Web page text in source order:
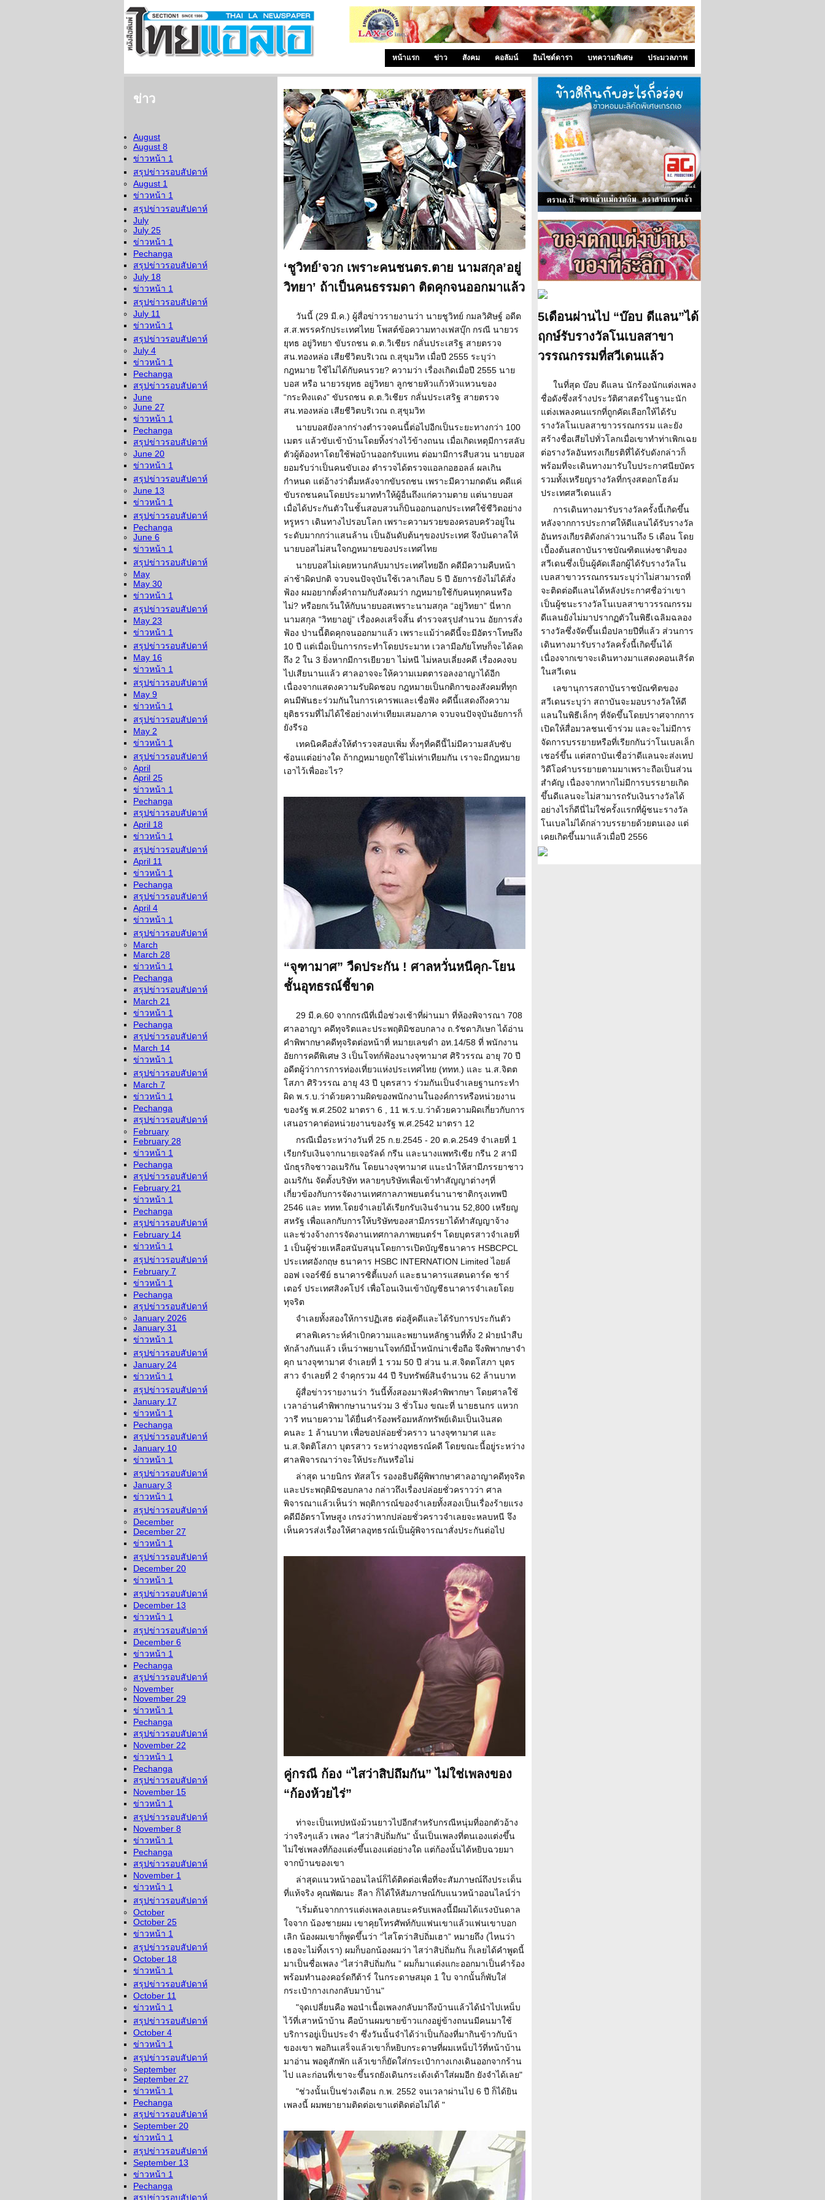
หน้าแรก ข่าว สังคม คอลัมน์ อินไซด์ดารา บทความพิเศษ ประมวลภาพ
ข่าว
August
August 8
ข่าวหน้า 1
สรุปข่าวรอบสัปดาห์
August 1
ข่าวหน้า 1
สรุปข่าวรอบสัปดาห์
July
July 25
ข่าวหน้า 1
Pechanga
สรุปข่าวรอบสัปดาห์
July 18
ข่าวหน้า 1
สรุปข่าวรอบสัปดาห์
July 11
ข่าวหน้า 1
สรุปข่าวรอบสัปดาห์
July 4
ข่าวหน้า 1
Pechanga
สรุปข่าวรอบสัปดาห์
June
June 27
ข่าวหน้า 1
Pechanga
สรุปข่าวรอบสัปดาห์
June 20
ข่าวหน้า 1
สรุปข่าวรอบสัปดาห์
June 13
ข่าวหน้า 1
สรุปข่าวรอบสัปดาห์
Pechanga
June 6
ข่าวหน้า 1
สรุปข่าวรอบสัปดาห์
May
May 30
ข่าวหน้า 1
สรุปข่าวรอบสัปดาห์
May 23
ข่าวหน้า 1
สรุปข่าวรอบสัปดาห์
May 16
ข่าวหน้า 1
สรุปข่าวรอบสัปดาห์
May 9
ข่าวหน้า 1
สรุปข่าวรอบสัปดาห์
May 2
ข่าวหน้า 1
สรุปข่าวรอบสัปดาห์
April
April 25
ข่าวหน้า 1
Pechanga
สรุปข่าวรอบสัปดาห์
April 18
ข่าวหน้า 1
สรุปข่าวรอบสัปดาห์
April 11
ข่าวหน้า 1
Pechanga
สรุปข่าวรอบสัปดาห์
April 4
ข่าวหน้า 1
สรุปข่าวรอบสัปดาห์
March
March 28
ข่าวหน้า 1
Pechanga
สรุปข่าวรอบสัปดาห์
March 21
ข่าวหน้า 1
Pechanga
สรุปข่าวรอบสัปดาห์
March 14
ข่าวหน้า 1
สรุปข่าวรอบสัปดาห์
March 7
ข่าวหน้า 1
Pechanga
สรุปข่าวรอบสัปดาห์
February
February 28
ข่าวหน้า 1
Pechanga
สรุปข่าวรอบสัปดาห์
February 21
ข่าวหน้า 1
Pechanga
สรุปข่าวรอบสัปดาห์
February 14
ข่าวหน้า 1
สรุปข่าวรอบสัปดาห์
February 7
ข่าวหน้า 1
Pechanga
สรุปข่าวรอบสัปดาห์
January 2026
January 31
ข่าวหน้า 1
สรุปข่าวรอบสัปดาห์
January 24
ข่าวหน้า 1
สรุปข่าวรอบสัปดาห์
January 17
ข่าวหน้า 1
Pechanga
สรุปข่าวรอบสัปดาห์
January 10
ข่าวหน้า 1
สรุปข่าวรอบสัปดาห์
January 3
ข่าวหน้า 1
สรุปข่าวรอบสัปดาห์
December
December 27
ข่าวหน้า 1
สรุปข่าวรอบสัปดาห์
December 20
ข่าวหน้า 1
สรุปข่าวรอบสัปดาห์
December 13
ข่าวหน้า 1
สรุปข่าวรอบสัปดาห์
December 6
ข่าวหน้า 1
Pechanga
สรุปข่าวรอบสัปดาห์
November
November 29
ข่าวหน้า 1
Pechanga
สรุปข่าวรอบสัปดาห์
November 22
ข่าวหน้า 1
Pechanga
สรุปข่าวรอบสัปดาห์
November 15
ข่าวหน้า 1
สรุปข่าวรอบสัปดาห์
November 8
ข่าวหน้า 1
Pechanga
สรุปข่าวรอบสัปดาห์
November 1
ข่าวหน้า 1
สรุปข่าวรอบสัปดาห์
October
October 25
ข่าวหน้า 1
สรุปข่าวรอบสัปดาห์
October 18
ข่าวหน้า 1
สรุปข่าวรอบสัปดาห์
October 11
ข่าวหน้า 1
สรุปข่าวรอบสัปดาห์
October 4
ข่าวหน้า 1
สรุปข่าวรอบสัปดาห์
September
September 27
ข่าวหน้า 1
Pechanga
สรุปข่าวรอบสัปดาห์
September 20
ข่าวหน้า 1
สรุปข่าวรอบสัปดาห์
September 13
ข่าวหน้า 1
Pechanga
สรุปข่าวรอบสัปดาห์
‘ชูวิทย์’จวก เพราะคนชนตร.ตาย นามสกุล’อยู่
วิทยา’ ถ้าเป็นคนธรรมดา ติดคุกจนออกมาแล้ว
วันนี้ (29 มี.ค.) ผู้สื่อข่าวรายงานว่า นายชูวิทย์ กมลวิศิษฐ์ อดีต
ส.ส.พรรครักประเทศไทย โพสต์ข้อความทางเฟสบุ๊ก กรณี นายวร
ยุทธ อยู่วิทยา ขับรถชน ด.ต.วิเชียร กลั่นประเสริฐ สายตรวจ
สน.ทองหล่อ เสียชีวิตบริเวณ ถ.สุขุมวิท เมื่อปี 2555 ระบุว่า
กฎหมาย ใช้ไม่ได้กับคนรวย? ความว่า เรื่องเกิดเมื่อปี 2555 นาย
บอส หรือ นายวรยุทธ อยู่วิทยา ลูกชายหัวแก้วหัวแหวนของ
“กระทิงแดง” ขับรถชน ด.ต.วิเชียร กลั่นประเสริฐ สายตรวจ
สน.ทองหล่อ เสียชีวิตบริเวณ ถ.สุขุมวิท
นายบอสยังลากร่างตำรวจคนนี้ต่อไปอีกเป็นระยะทางกว่า 100
เมตร แล้วขับเข้าบ้านโดยทิ้งร่างไว้ข้างถนน เมื่อเกิดเหตุมีการสลับ
ตัวผู้ต้องหาโดยใช้พ่อบ้านออกรับแทน ต่อมามีการสืบสวน นายบอส
ยอมรับว่าเป็นคนขับเอง ตำรวจได้ตรวจแอลกอฮอลล์ ผลเกิน
กำหนด แต่อ้างว่าดื่มหลังจากขับรถชน เพราะมีความกดดัน คดีแค่
ขับรถชนคนโดยประมาททำให้ผู้อื่นถึงแก่ความตาย แต่นายบอส
เมื่อได้ประกันตัวในชั้นสอบสวนก็บินออกนอกประเทศใช้ชีวิตอย่าง
หรูหรา เดินทางไปรอบโลก เพราะความรวยของครอบครัวอยู่ใน
ระดับมากกว่าแสนล้าน เป็นอันดับต้นๆของประเทศ จึงบันดาลให้
นายบอสไม่สนใจกฎหมายของประเทศไทย
นายบอสไม่เคยหวนกลับมาประเทศไทยอีก คดีมีความคืบหน้า
ล่าช้าผิดปกติ จวบจนปัจจุบันใช้เวลาเกือบ 5 ปี อัยการยังไม่ได้สั่ง
ฟ้อง ผมอยากตั้งคำถามกับสังคมว่า กฎหมายใช้กับคนทุกคนหรือ
ไม่? หรือยกเว้นให้กับนายบอสเพราะนามสกุล “อยู่วิทยา” นี่หาก
นามสกุล “วิทยาอยู่” เรื่องคงเสร็จสิ้น ตำรวจสรุปสำนวน อัยการสั่ง
ฟ้อง ป่านนี้ติดคุกจนออกมาแล้ว เพราะแม้ว่าคดีนี้จะมีอัตราโทษถึง
10 ปี แต่เมื่อเป็นการกระทำโดยประมาท เวลามีอภัยโทษก็จะได้ลด
ถึง 2 ใน 3 ยิ่งหากมีการเยียวยา ไม่หนี ไม่หลบเลี่ยงคดี เรื่องคงจบ
ไปเสียนานแล้ว ศาลอาจจะให้ความเมตตารอลงอาญาได้อีก
เนื่องจากแสดงความรับผิดชอบ กฎหมายเป็นกติกาของสังคมที่ทุก
คนมีพันธะร่วมกันในการเคารพและเชื่อฟัง คดีนี้แสดงถึงความ
ยุติธรรมที่ไม่ได้ใช้อย่างเท่าเทียมเสมอภาค จวบจนปัจจุบันอัยการก็
ยังรีรอ
เทคนิคคือสั่งให้ตำรวจสอบเพิ่ม ทั้งๆที่คดีนี้ไม่มีความสลับซับ
ซ้อนแต่อย่างใด ถ้ากฎหมายถูกใช้ไม่เท่าเทียมกัน เราจะมีกฎหมาย
เอาไว้เพื่ออะไร?
“จุฑามาศ” วืดประกัน ! ศาลหวั่นหนีคุก-โยน
ชั้นอุทธรณ์ชี้ขาด
29 มี.ค.60 จากกรณีที่เมื่อช่วงเช้าที่ผ่านมา ที่ห้องพิจารณา 708
ศาลอาญา คดีทุจริตและประพฤติมิชอบกลาง ถ.รัชดาภิเษก ได้อ่าน
คำพิพากษาคดีทุจริตต่อหน้าที่ หมายเลขดำ อท.14/58 ที่ พนักงาน
อัยการคดีพิเศษ 3 เป็นโจทก์ฟ้องนางจุฑามาศ ศิริวรรณ อายุ 70 ปี
อดีตผู้ว่าการการท่องเที่ยวแห่งประเทศไทย (ททท.) และ น.ส.จิตต
โสภา ศิริวรรณ อายุ 43 ปี บุตรสาว ร่วมกันเป็นจำเลยฐานกระทำ
ผิด พ.ร.บ.ว่าด้วยความผิดของพนักงานในองค์การหรือหน่วยงาน
ของรัฐ พ.ศ.2502 มาตรา 6 , 11 พ.ร.บ.ว่าด้วยความผิดเกี่ยวกับการ
เสนอราคาต่อหน่วยงานของรัฐ พ.ศ.2542 มาตรา 12
กรณีเมื่อระหว่างวันที่ 25 ก.ย.2545 - 20 ต.ค.2549 จำเลยที่ 1
เรียกรับเงินจากนายเจอรัลด์ กรีน และนางแพทริเซีย กรีน 2 สามี
นักธุรกิจชาวอเมริกัน โดยนางจุฑามาศ แนะนำให้สามีภรรยาชาว
อเมริกัน จัดตั้งบริษัท หลายๆบริษัทเพื่อเข้าทำสัญญาต่างๆที่
เกี่ยวข้องกับการจัดงานเทศกาลภาพยนตร์นานาชาติกรุงเทพปี
2546 และ ททท.โดยจำเลยได้เรียกรับเงินจำนวน 52,800 เหรียญ
สหรัฐ เพื่อแลกกับการให้บริษัทของสามีภรรยาได้ทำสัญญาจ้าง
และช่วงจ้างการจัดงานเทศกาลภาพยนตร์ฯ โดยบุตรสาวจำเลยที่
1 เป็นผู้ช่วยเหลือสนับสนุนโดยการเปิดบัญชีธนาคาร HSBCPCL
ประเทศอังกฤษ ธนาคาร HSBC INTERNATION Limited ไอยล์
ออฟ เจอร์ซีย์ ธนาคารซิตี้แบงก์ และธนาคารแสตนดาร์ด ชาร์
เตอร์ ประเทศสิงคโปร์ เพื่อโอนเงินเข้าบัญชีธนาคารจำเลยโดย
ทุจริต
จำเลยทั้งสองให้การปฏิเสธ ต่อสู้คดีและได้รับการประกันตัว
ศาลพิเคราะห์คำเบิกความและพยานหลักฐานที่ทั้ง 2 ฝ่ายนำสืบ
หักล้างกันแล้ว เห็นว่าพยานโจทก์มีน้ำหนักน่าเชื่อถือ จึงพิพากษาจำ
คุก นางจุฑามาศ จำเลยที่ 1 รวม 50 ปี ส่วน น.ส.จิตตโสภา บุตร
สาว จำเลยที่ 2 จำคุกรวม 44 ปี ริบทรัพย์สินจำนวน 62 ล้านบาท
ผู้สื่อข่าวรายงานว่า วันนี้ทั้งสองมาฟังคำพิพากษา โดยศาลใช้
เวลาอ่านคำพิพากษานานร่วม 3 ชั่วโมง ขณะที่ นายธนกร แหวก
วารี ทนายความ ได้ยื่นคำร้องพร้อมหลักทรัพย์เดิมเป็นเงินสด
คนละ 1 ล้านบาท เพื่อขอปล่อยชั่วคราว นางจุฑามาศ และ
น.ส.จิตติโสภา บุตรสาว ระหว่างอุทธรณ์คดี โดยขณะนี้อยู่ระหว่าง
ศาลพิจารณาว่าจะให้ประกันหรือไม่
ล่าสุด นายนิกร ทัสสโร รองอธิบดีผู้พิพากษาศาลอาญาคดีทุจริต
และประพฤติมิชอบกลาง กล่าวถึงเรื่องปล่อยชั่วคราวว่า ศาล
พิจารณาแล้วเห็นว่า พฤติการณ์ของจำเลยทั้งสองเป็นเรื่องร้ายแรง
คดีมีอัตราโทษสูง เกรงว่าหากปล่อยชั่วคราวจำเลยจะหลบหนี จึง
เห็นควรส่งเรื่องให้ศาลอุทธรณ์เป็นผู้พิจารณาสั่งประกันต่อไป
คู่กรณี ก้อง “ไสว่าสิบ่ถึมกัน” ไม่ใช่เพลงของ
“ก้องห้วยไร่”
ท่าจะเป็นเทปหนังม้วนยาวไปอีกสำหรับกรณีหนุ่มที่ออกตัวอ้าง
ว่าจริงๆแล้ว เพลง "ไสว่าสิบ่ถิ่มกัน" นั้นเป็นเพลงที่ตนเองแต่งขึ้น
ไม่ใช่เพลงที่ก้องแต่งขึ้นเองแต่อย่างใด แต่ก้องนั้นได้หยิบฉวยมา
จากบ้านของเขา
ล่าสุดแนวหน้าออนไลน์ก็ได้ติดต่อเพื่อที่จะสัมภาษณ์ถึงประเด็น
ที่แท้จริง คุณพัฒนะ ลีลา ก็ได้ให้สัมภาษณ์กับแนวหน้าออนไลน์ว่า
"เริ่มต้นจากการแต่งเพลงเลยนะครับเพลงนี้มีผมได้แรงบันดาล
ใจจาก น้องชายผม เขาคุยโทรศัพท์กับแฟนเขาแล้วแฟนเขาบอก
เลิก น้องผมเขาก็พูดขึ้นว่า “ไสโตว่าสิบ่ถิ่มเฮา” หมายถึง (ไหนว่า
เธอจะไม่ทิ้งเรา) ผมก็บอกน้องผมว่า ไสว่าสิบ่ถิ่มกัน ก็เลยได้คำพูดนี้
มาเป็นชื่อเพลง “ไสว่าสิบ่ถิ่มกัน ” ผมก็มาแต่งแกะออกมาเป็นคำร้อง
พร้อมทำนองคอร์ดกีต้าร์ ในกระดาษสมุด 1 ใบ จากนั้นก็พับใส่
กระเป๋ากางเกงกลับมาบ้าน"
"จุดเปลี่ยนคือ พอนำเนื้อเพลงกลับมาถึงบ้านแล้วได้นำไปเหน็บ
ไว้ที่เสาหน้าบ้าน คือบ้านผมขายข้าวแกงอยู่ข้างถนนมีคนมาใช้
บริการอยู่เป็นประจำ ซึ่งวันนั้นจำได้ว่าเป็นก้องที่มากินข้าวกับน้า
ของเขา พอกินเสร็จแล้วเขาก็หยิบกระดาษที่ผมเหน็บไว้ที่หน้าบ้าน
มาอ่าน พอดูสักพัก แล้วเขาก็ยัดใส่กระเป๋ากางเกงเดินออกจากร้าน
ไป และก่อนที่เขาจะขึ้นรถยังเดินกระเด้งเด้าใส่ผมอีก ยังจำได้เลย"
"ช่วงนั้นเป็นช่วงเดือน ก.พ. 2552 จนเวลาผ่านไป 6 ปี ก็ได้ยิน
เพลงนี้ ผมพยายามติดต่อเขาแต่ติดต่อไม่ได้ "
5เดือนผ่านไป “บ๊อบ ดีแลน”ได้
ฤกษ์รับรางวัลโนเบลสาขา
วรรณกรรมที่สวีเดนแล้ว
ในที่สุด บ๊อบ ดีแลน นักร้องนักแต่งเพลง
ชื่อดังซึ่งสร้างประวัติศาสตร์ในฐานะนัก
แต่งเพลงคนแรกที่ถูกคัดเลือกให้ได้รับ
รางวัลโนเบลสาขาวรรณกรรม และยัง
สร้างชื่อเสียไปทั่วโลกเมื่อเขาทำท่าเพิกเฉย
ต่อรางวัลอันทรงเกียรติที่ได้รับดังกล่าวก็
พร้อมที่จะเดินทางมารับใบประกาศนียบัตร
รวมทั้งเหรียญรางวัลที่กรุงสตอกโฮล์ม
ประเทศสวีเดนแล้ว
การเดินทางมารับรางวัลครั้งนี้เกิดขึ้น
หลังจากการประกาศให้ดีแลนได้รับรางวัล
อันทรงเกียรติดังกล่าวนานถึง 5 เดือน โดย
เบื้องต้นสถาบันราชบัณฑิตแห่งชาติของ
สวีเดนซึ่งเป็นผู้คัดเลือกผู้ได้รับรางวัลโน
เบลสาขาวรรณกรรมระบุว่าไม่สามารถที่
จะติดต่อดีแลนได้หลังประกาศชื่อว่าเขา
เป็นผู้ชนะรางวัลโนเบลสาขาวรรณกรรม
ดีแลนยังไม่มาปรากฏตัวในพิธีเฉลิมฉลอง
รางวัลซึ่งจัดขึ้นเมื่อปลายปีที่แล้ว ส่วนการ
เดินทางมารับรางวัลครั้งนี้เกิดขึ้นได้
เนื่องจากเขาจะเดินทางมาแสดงคอนเสิร์ต
ในสวีเดน
เลขานุการสถาบันราชบัณฑิตของ
สวีเดนระบุว่า สถาบันจะมอบรางวัลให้ดี
แลนในพิธีเล็กๆ ที่จัดขึ้นโดยปราศจากการ
เปิดให้สื่อมวลชนเข้าร่วม และจะไม่มีการ
จัดการบรรยายหรือที่เรียกกันว่าโนเบลเล็ก
เชอร์ขึ้น แต่สถาบันเชื่อว่าดีแลนจะส่งเทป
วิดีโอคำบรรยายตามมาเพราะถือเป็นส่วน
สำคัญ เนื่องจากหากไม่มีการบรรยายเกิด
ขึ้นดีแลนจะไม่สามารถรับเงินรางวัลได้
อย่างไรก็ดีนี่ไม่ใช่ครั้งแรกที่ผู้ชนะรางวัล
โนเบลไม่ได้กล่าวบรรยายด้วยตนเอง แต่
เคยเกิดขึ้นมาแล้วเมื่อปี 2556